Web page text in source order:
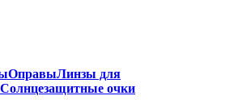
ОправыЛинзы для
Солнцезащитные очки